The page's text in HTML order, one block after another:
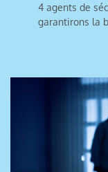
4 agents de
garantirons la